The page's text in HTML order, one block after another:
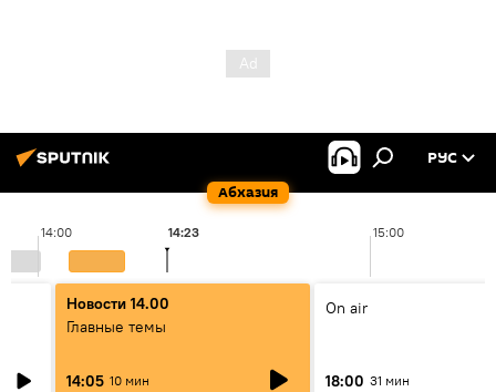
Абхазия
РУС
14:00 15:00
14:23
Новости 14.00
Главные темы
14:05 10 мин
On air
18:00 31 мин